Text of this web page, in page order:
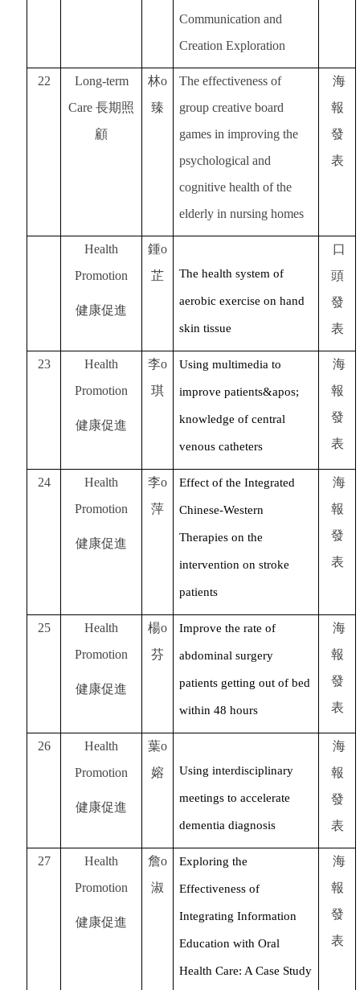
Communication and
Creation Exploration
22
Long-term
Care 長期照
顧
林o
臻
The effectiveness of
group creative board
games in improving the
psychological and
cognitive health of the
elderly in nursing homes
海
報
發
表
Health
Promotion
健康促進
鍾o
芷
The health system of
aerobic exercise on hand
skin tissue
口
頭
發
表
23
Health
Promotion
健康促進
李o
琪
Using multimedia to
improve patients&apos;
knowledge of central
venous catheters
海
報
發
表
24
Health
Promotion
健康促進
李o
萍
Effect of the Integrated
Chinese-Western
Therapies on the
intervention on stroke
patients
海
報
發
表
25
Health
Promotion
健康促進
楊o
芬
Improve the rate of
abdominal surgery
patients getting out of bed
within 48 hours
海
報
發
表
26
Health
Promotion
健康促進
葉o
嫆
Using interdisciplinary
meetings to accelerate
dementia diagnosis
海
報
發
表
27
Health
Promotion
健康促進
詹o
淑
Exploring the
Effectiveness of
Integrating Information
Education with Oral
Health Care: A Case Study
海
報
發
表